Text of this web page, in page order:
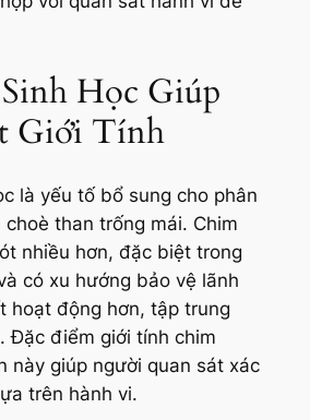
Học Giúp
Giới Tính
là yếu tố bổ sung cho phân
than trống mái. Chim
nhiều hơn, đặc biệt trong
có xu hướng bảo vệ lãnh
hoạt động hơn, tập trung
Đặc điểm giới tính chim
này giúp người quan sát xác
trên hành vi.